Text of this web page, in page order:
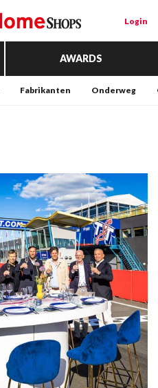
Login
AWARDS
Fabrikanten Onderweg